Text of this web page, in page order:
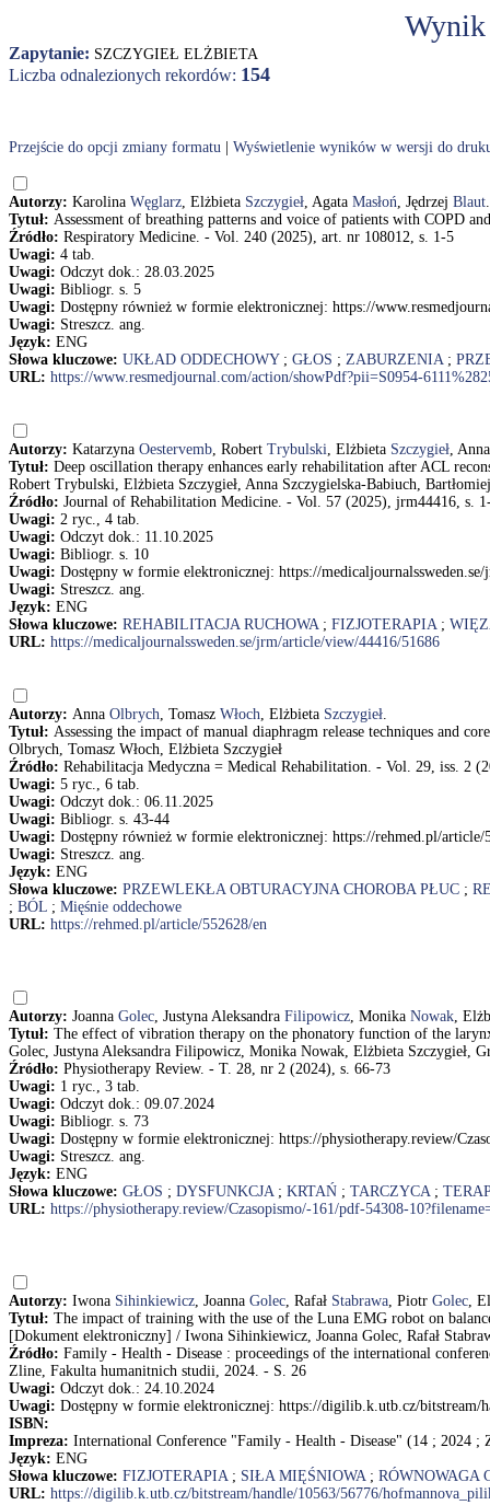
Zapytanie: SZCZYGIEŁ ELŻBIETA
Liczba odnalezionych rekordów: 154
Przejście do opcji zmiany formatu Wyświetlenie wyników w wersji do
Autorzy: Karolina Węglarz, Elżbieta Szczygieł, Agata Masłoń, Jędrzej Blaut.
Tytuł: Assessment of breathing patterns and voice of patients with COPD
Źródło: Respiratory Medicine. - Vol. 240 (2025), art. nr 108012, s. 1-5
Uwagi: 4 tab.
Uwagi: Odczyt dok.: 28.03.2025
Uwagi: Bibliogr. s. 5
Uwagi: Dostępny również w formie elektronicznej: https://
Uwagi: Streszcz. ang.
Język: ENG
Słowa kluczowe: UKŁAD ODDECHOWY; GŁOS ; ZABURZENIA;
URL: https://www.resmedjournal.com/action/showPdf?pii=S0954-
Autorzy: Katarzyna Oestervemb, Robert Trybulski, Elżbieta Szczygieł,
Tytuł: Deep oscillation therapy enhances early rehabilitation after ACL
Robert Trybulski, Elżbieta Szczygieł, Anna Szczygielska-Babiuch,
Źródło: Journal of Rehabilitation Medicine. - Vol. 57 (2025), jrm44416, s.
Uwagi: 2 ryc., 4 tab.
Uwagi: Odczyt dok.: 11.10.2025
Uwagi: Bibliogr. s. 10
Uwagi: Dostępny w formie elektronicznej: https://
Uwagi: Streszcz. ang.
Język: ENG
Słowa kluczowe: REHABILITACJA RUCHOWA; FIZJOTERAPIA;
URL: https://medicaljournalssweden.se/jrm/article/view/44416/51686
Autorzy: Anna Olbrych, Tomasz Włoch, Elżbieta Szczygieł.
Tytuł: Assessing the impact of manual diaphragm release techniques and
Olbrych, Tomasz Włoch, Elżbieta Szczygieł
Źródło: Rehabilitacja Medyczna = Medical Rehabilitation. - Vol. 29, iss. 2
Uwagi: 5 ryc., 6 tab.
Uwagi: Odczyt dok.: 06.11.2025
Uwagi: Bibliogr. s. 43-44
Uwagi: Dostępny również w formie elektronicznej: https://rehmed.pl/article/
Uwagi: Streszcz. ang.
Język: ENG
Słowa kluczowe: PRZEWLEKŁA OBTURACYJNA CHOROBA PŁUC ;
; BÓL ; Mięśnie oddechowe
URL: https://rehmed.pl/article/552628/en
Autorzy: Joanna Golec, Justyna Aleksandra Filipowicz, Monika Nowak,
Tytuł: The effect of vibration therapy on the phonatory function of the
Golec, Justyna Aleksandra Filipowicz, Monika Nowak, Elżbieta Szczygieł,
Źródło: Physiotherapy Review. - T. 28, nr 2 (2024), s. 66-73
Uwagi: 1 ryc., 3 tab.
Uwagi: Odczyt dok.: 09.07.2024
Uwagi: Bibliogr. s. 73
Uwagi: Dostępny w formie elektronicznej: https://physiotherapy.review/
Uwagi: Streszcz. ang.
Język: ENG
Słowa kluczowe: GŁOS ; DYSFUNKCJA; KRTAŃ ; TARCZYCA;
URL: https://physiotherapy.review/Czasopismo/-161/pdf-54308-
Autorzy: Iwona Sihinkiewicz, Joanna Golec, Rafał Stabrawa, Piotr Golec,
Tytuł: The impact of training with the use of the Luna EMG robot on
[Dokument elektroniczny] / Iwona Sihinkiewicz, Joanna Golec, Rafał
Źródło: Family - Health - Disease : proceedings of the international
Zline, Fakulta humanitnich studii, 2024. - S. 26
Uwagi: Odczyt dok.: 24.10.2024
Uwagi: Dostępny w formie elektronicznej: https://digilib.k.utb.cz/bitstream/
ISBN:
Impreza: International Conference "Family - Health - Disease" (14 ; 2024 ;
Język: ENG
Słowa kluczowe: FIZJOTERAPIA; SIŁA MIĘŚNIOWA; RÓWNOWAGA
URL: https://digilib.k.utb.cz/bitstream/handle/10563/56776/